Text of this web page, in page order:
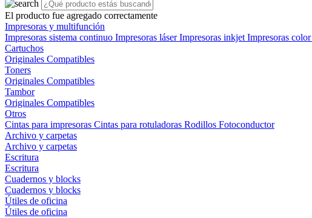
El producto fue agregado correctamente
Impresoras y multifunción
Impresoras sistema continuo Impresoras láserImpresoras inkjet Impresoras color
Cartuchos
Originales Compatibles
Toners
Originales Compatibles
Tambor
Originales Compatibles
Otros
Cintas para impresoras Cintas para rotuladoras Rodillos Fotoconductor
Archivo y carpetas
Archivo y carpetas
Escritura
Escritura
Cuadernos y blocks
Cuadernos y blocks
Útiles de oficina
Útiles de oficina